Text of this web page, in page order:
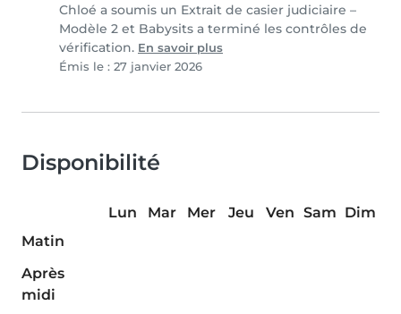
Chloé a soumis un Extrait de casier judiciaire –
Modèle 2 et Babysits a terminé les contrôles de
vérification. En savoir plus
Émis le : 27 janvier 2026
Disponibilité
Lun Mar Mer Jeu Ven Sam Dim
Matin
Après
midi